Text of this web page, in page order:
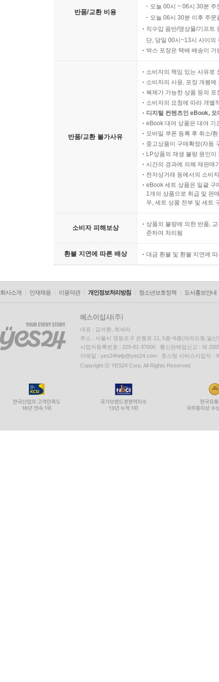
반품/교환 비용
오늘 00시 ~ 06시 30분
오늘 06시 30분 이후 주
직수입 음반/영상물/기프트
단, 당일 00시~13시 사이의
박스 포장은 택배 배송이
반품/교환 불가사유
소비자의 책임 있는 사유로
소비자의 사용, 포장 개봉
복제가 가능한 상품 등의
소비자의 요청에 따라 개별
디지털 컨텐츠인 eBook,
eBook 대여 상품은 대여 기
모바일 쿠폰 등록 후 취소/
중고상품이 구매확정(자동
LP상품의 재생 불량 원인
시간의 경과에 의해 재판매
전자상거래 등에서의 소비
eBook 세트 상품은 일괄 구
1개의 상품으로 취급 및 판
우, 세트 상품 전부 및 세트
소비자 피해보상
상품의 불량에 의한 반품,
준하여 처리됨
환불 지연에 따른 배상 대금 환불 및 환불 지연에
회사소개 인재채용 이용약관 개인정보처리방침 청소년보호정책 도서홍보안내
대표 : 김석환, 최세라
주소 : 서울시 영등포구 은행로 11, 5층~6층(여의도동,일신
사업자등록번호 : 229-81-37000 통신판매업신고 : 제
이메일 : yes24help@yes24.com 호스팅 서비스사업자 :
Copyright ⓒ YES24 Corp. All Rights Reserved.